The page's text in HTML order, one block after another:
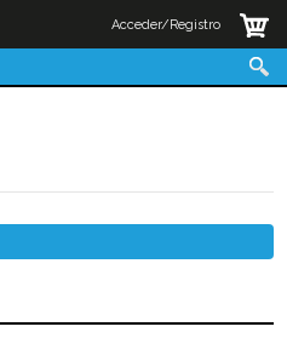
Acceder/Registro